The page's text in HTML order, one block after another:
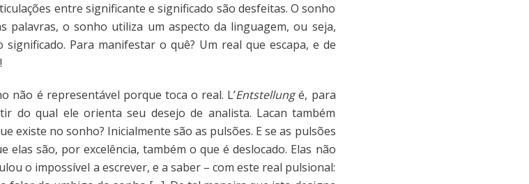
entre significante e significado são desfeitas. O sonho
palavras, o sonho utiliza um aspecto da linguagem, ou seja,
Para manifestar o quê? Um real que escapa, e de
não é representável porque toca o real. L’Entstellungé, para
do qual ele orienta seu desejo de analista. Lacan também
existe no sonho? Inicialmente são as pulsões. E se as pulsões
elas são, por excelência, também o que é deslocado. Elas não
o impossível a escrever, e a saber – com este real pulsional: